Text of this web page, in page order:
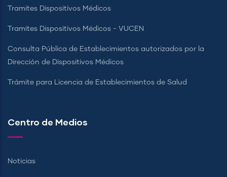
Tramites Dispositivos Médicos
Tramites Dispositivos Médicos - VUCEN
Consulta Pública de Establecimientos autorizados por la
Dirección de Dispositivos Médicos
Trámite para Licencia de Establecimientos de Salud
Centro de Medios
Noticias